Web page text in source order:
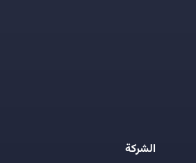
الشركة